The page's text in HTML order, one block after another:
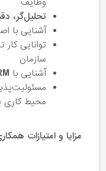
تحلیل‌گر،
آشنایی با
توانایی
سازمان
آشنایی با
محیط کاری
مزایا و امتیازات